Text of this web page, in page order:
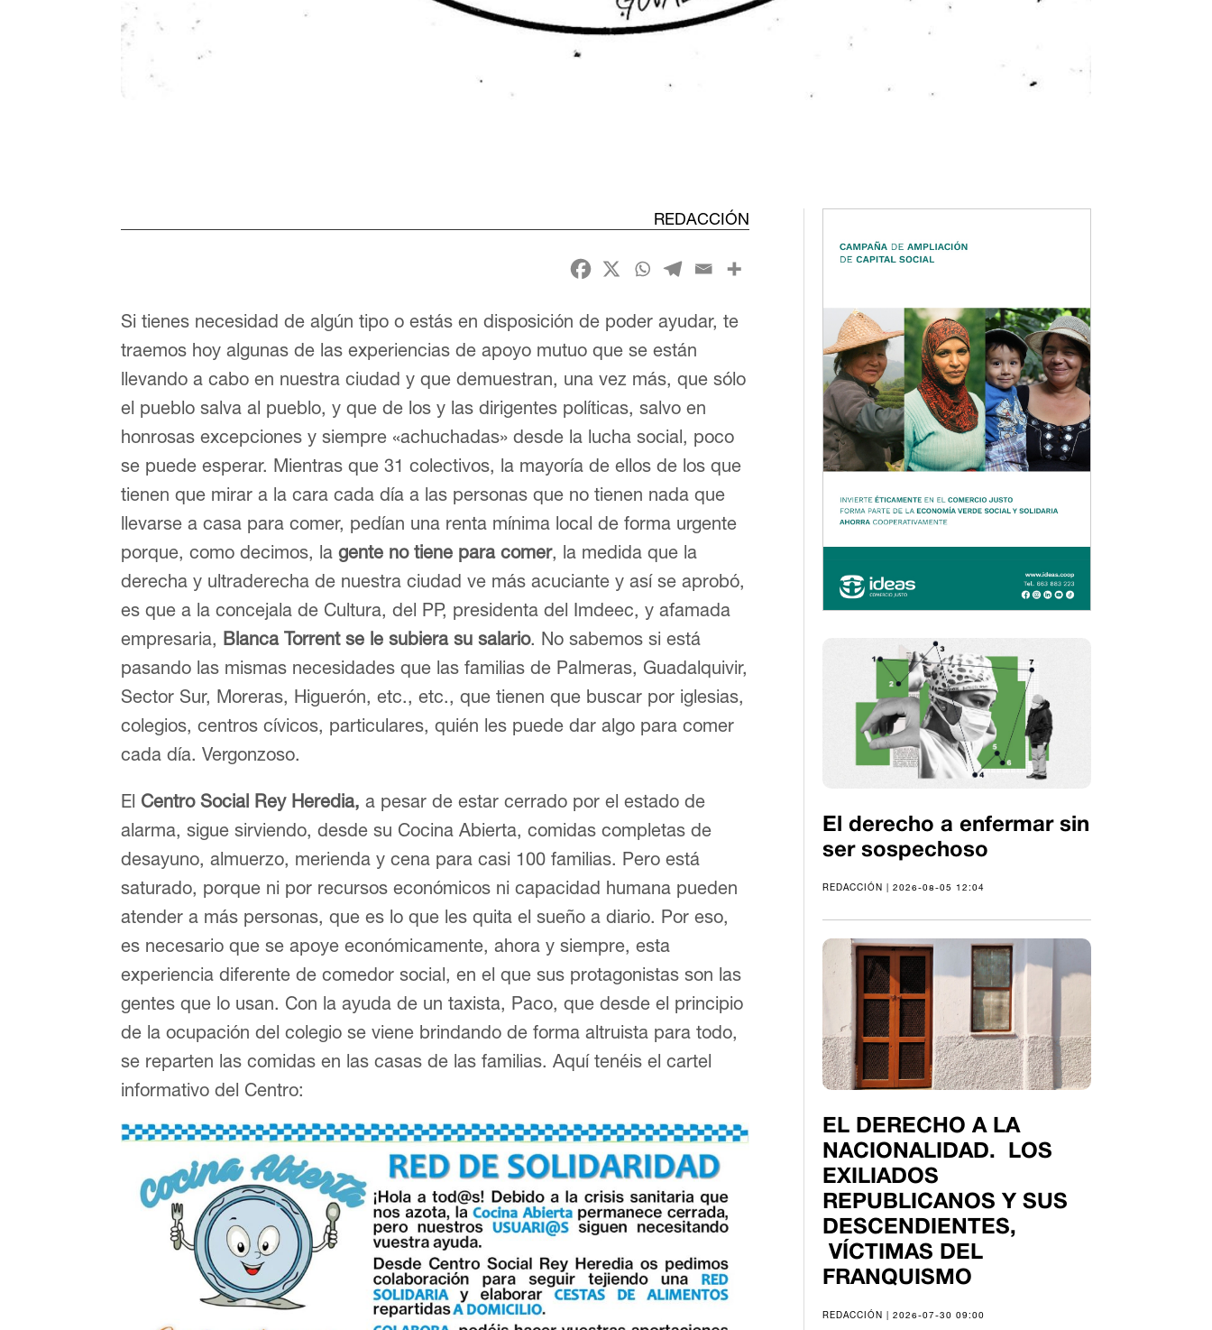
REDACCIÓN
Si tienes necesidad de algún tipo o estás en disposición de poder ayudar, te
traemos hoy algunas de las experiencias de apoyo mutuo que se están
llevando a cabo en nuestra ciudad y que demuestran, una vez más, que sólo
el pueblo salva al pueblo, y que de los y las dirigentes políticas, salvo en
honrosas excepciones y siempre «achuchadas» desde la lucha social, poco
se puede esperar. Mientras que 31 colectivos, la mayoría de ellos de los que
tienen que mirar a la cara cada día a las personas que no tienen nada que
llevarse a casa para comer, pedían una renta mínima local de forma urgente
porque, como decimos, lagente no tiene para comer, la medida que la
derecha y ultraderecha de nuestra ciudad ve más acuciante y así se aprobó,
es que a la concejala de Cultura, del PP, presidenta del Imdeec, y afamada
empresaria, Blanca Torrent se le subiera su salario. No sabemos si está
pasando las mismas necesidades que las familias de Palmeras, Guadalquivir,
Sector Sur, Moreras, Higuerón, etc., etc., que tienen que buscar por iglesias,
colegios, centros cívicos, particulares, quién les puede dar algo para comer
cada día. Vergonzoso.
El Centro Social Rey Heredia, a pesar de estar cerrado por el estado de
alarma, sigue sirviendo, desde su Cocina Abierta, comidas completas de
desayuno, almuerzo, merienda y cena para casi 100 familias. Pero está
saturado, porque ni por recursos económicos ni capacidad humana pueden
atender a más personas, que es lo que les quita el sueño a diario. Por eso,
es necesario que se apoye económicamente, ahora y siempre, esta
experiencia diferente de comedor social, en el que sus protagonistas son las
gentes que lo usan. Con la ayuda de un taxista, Paco, que desde el principio
de la ocupación del colegio se viene brindando de forma altruista para todo,
se reparten las comidas en las casas de las familias. Aquí tenéis el cartel
informativo del Centro:
El derecho a enfermar sin
ser sospechoso
REDACCIÓN | 2026-08-05 12:04
EL DERECHO A LA
NACIONALIDAD. LOS
EXILIADOS
REPUBLICANOS Y SUS
DESCENDIENTES,
VÍCTIMAS DEL
FRANQUISMO
REDACCIÓN | 2026-07-30 09:00